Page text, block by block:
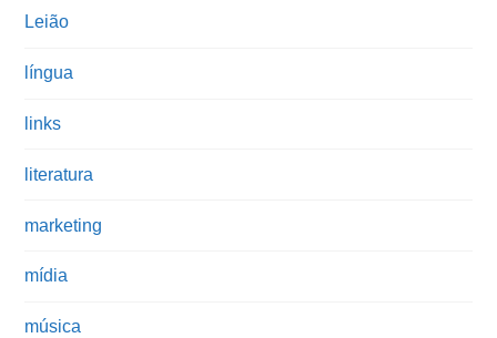
Leião
língua
links
literatura
marketing
mídia
música